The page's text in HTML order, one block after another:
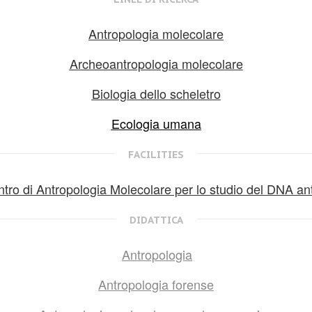
Antropologia molecolare
Archeoantropologia molecolare
Biologia dello scheletro
Ecologia umana
FACILITIES
di Antropologia Molecolare per lo studio del DNA
DIDATTICA
Antropologia
Antropologia forense